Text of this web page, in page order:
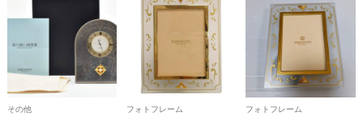
その他 フォトフレーム フォトフレーム